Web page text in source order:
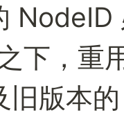
下，重
旧版本